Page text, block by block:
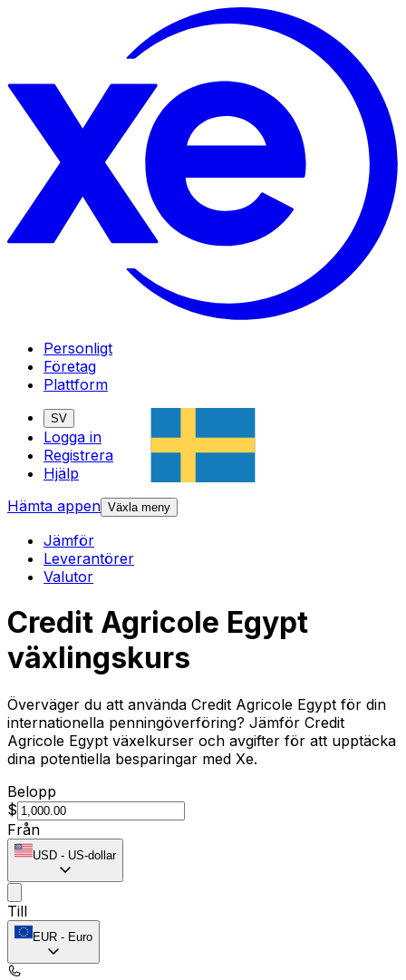
Personligt
Företag
Plattform
SV
Logga in
Registrera
Hjälp
Hämta appen Växla meny
Jämför
Leverantörer
Valutor
Credit Agricole Egypt
växlingskurs
Överväger du att använda Credit Agricole Egypt för din
internationella penningöverföring? Jämför Credit
Agricole Egypt växelkurser och avgifter för att upptäcka
dina potentiella besparingar med Xe.
Belopp
$
Från
USD - US-dollar
Till
EUR - Euro